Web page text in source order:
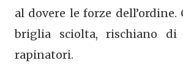
al dovere le forze dell’ordine.
briglia sciolta, rischiano
rapinatori.